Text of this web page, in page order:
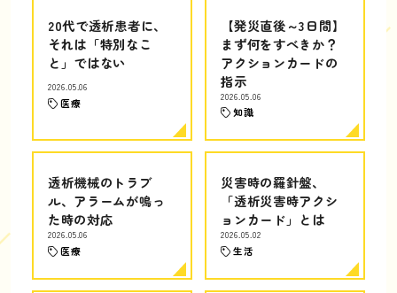
20代で透析患者に、
それは「特別なこ
と」ではない
2026.05.06
医療
【発災直後～3日間】
まず何をすべきか？
アクションカードの
指示
2026.05.06
知識
透析機械のトラブ
ル、アラームが鳴っ
た時の対応
2026.05.06
医療
災害時の羅針盤、
「透析災害時アクシ
ョンカード」とは
2026.05.02
生活